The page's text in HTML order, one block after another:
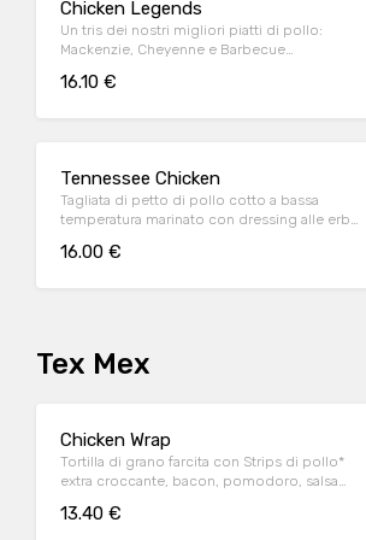
Chicken Legends
Un tris dei nostri migliori piatti di pollo:
Mackenzie, Cheyenne e Barbecue
16.10 €
Tennessee Chicken
Tagliata di petto di pollo cotto a bassa
temperatura marinato con dressing alle erbe,
patate al forno
16.00 €
Tex Mex
Chicken Wrap
Tortilla di grano farcita con Strips di pollo*
extra croccante, bacon, pomodoro, salsa
patate* Fries e salsa OWW
13.40 €